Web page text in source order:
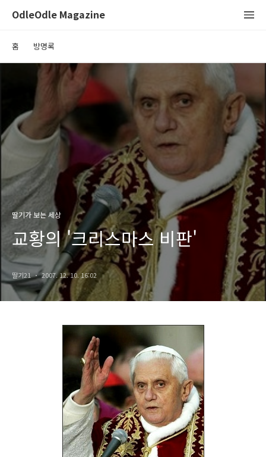
OdleOdle Magazine
홈 방명록
딸기가 보는 세상
교황의 '크리스마스 비판'
딸기21 2007. 12. 10. 16:02